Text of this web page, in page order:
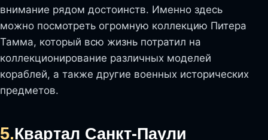
внимание рядом достоинств. Именно здесь
можно посмотреть огромную коллекцию Питера
Тамма, который всю жизнь потратил на
коллекционирование различных моделей
кораблей, а также другие военных исторических
предметов.
5.Квартал Санкт-Паули